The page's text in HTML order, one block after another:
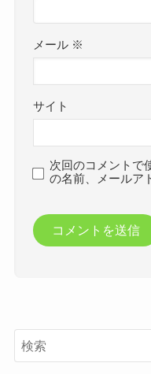
メール ※
サイト
次回のコメントで
の名前、メールア